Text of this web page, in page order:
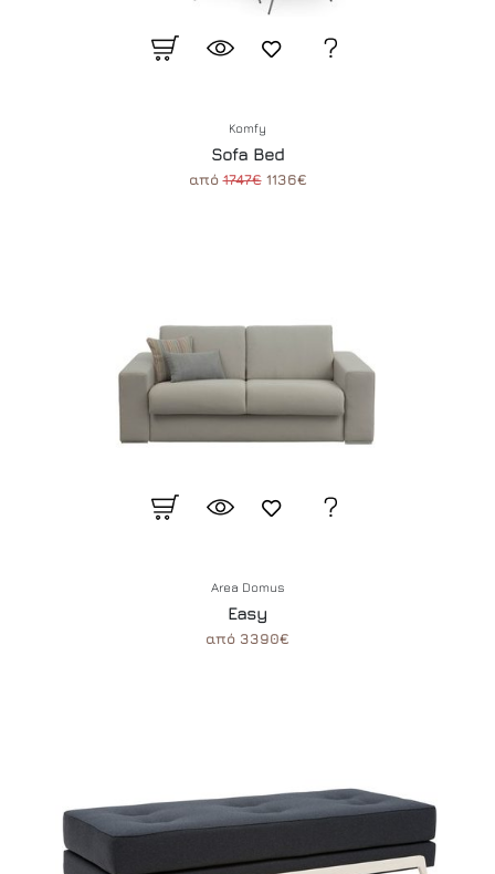
Komfy
Sofa Bed
από1747€1136€
Area Domus
Easy
από 3390€